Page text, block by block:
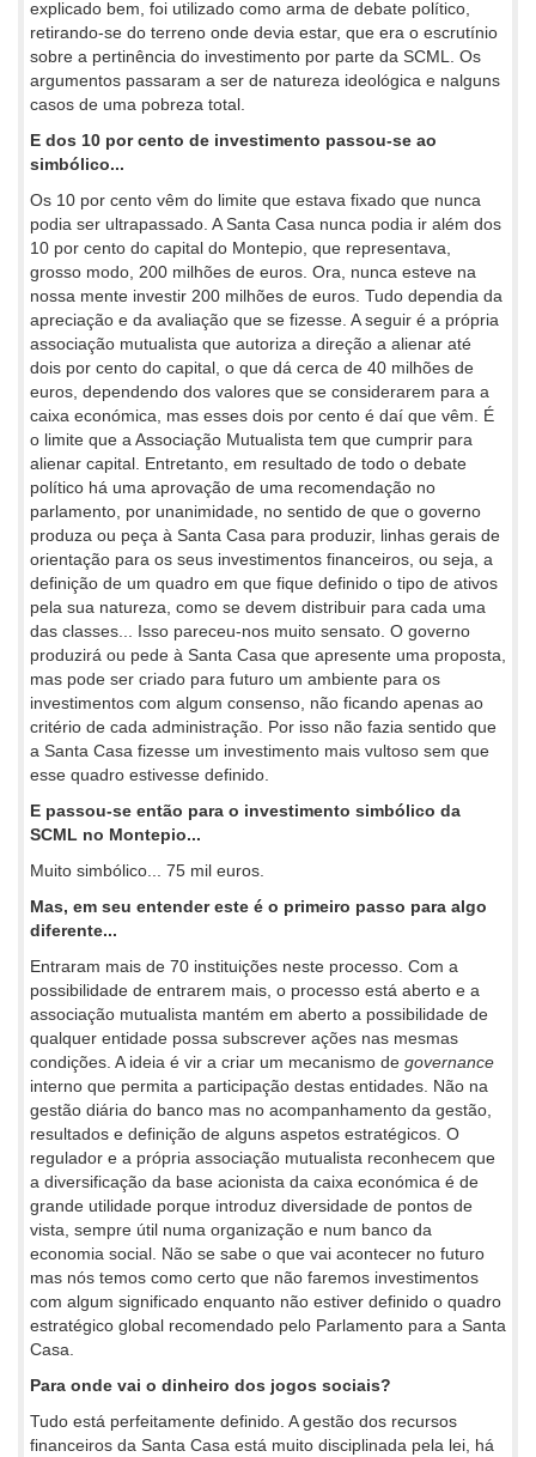
explicado bem, foi utilizado como arma de debate político,
retirando-se do terreno onde devia estar, que era o escrutínio
sobre a pertinência do investimento por parte da SCML. Os
argumentos passaram a ser de natureza ideológica e nalguns
casos de uma pobreza total.
E dos 10 por cento de investimento passou-se ao
simbólico...
Os 10 por cento vêm do limite que estava fixado que nunca
podia ser ultrapassado. A Santa Casa nunca podia ir além dos
10 por cento do capital do Montepio, que representava,
grosso modo, 200 milhões de euros. Ora, nunca esteve na
nossa mente investir 200 milhões de euros. Tudo dependia da
apreciação e da avaliação que se fizesse. A seguir é a própria
associação mutualista que autoriza a direção a alienar até
dois por cento do capital, o que dá cerca de 40 milhões de
euros, dependendo dos valores que se considerarem para a
caixa económica, mas esses dois por cento é daí que vêm. É
o limite que a Associação Mutualista tem que cumprir para
alienar capital. Entretanto, em resultado de todo o debate
político há uma aprovação de uma recomendação no
parlamento, por unanimidade, no sentido de que o governo
produza ou peça à Santa Casa para produzir, linhas gerais de
orientação para os seus investimentos financeiros, ou seja, a
definição de um quadro em que fique definido o tipo de ativos
pela sua natureza, como se devem distribuir para cada uma
das classes... Isso pareceu-nos muito sensato. O governo
produzirá ou pede à Santa Casa que apresente uma proposta,
mas pode ser criado para futuro um ambiente para os
investimentos com algum consenso, não ficando apenas ao
critério de cada administração. Por isso não fazia sentido que
a Santa Casa fizesse um investimento mais vultoso sem que
esse quadro estivesse definido.
E passou-se então para o investimento simbólico da
SCML no Montepio...
Muito simbólico... 75 mil euros.
Mas, em seu entender este é o primeiro passo para algo
diferente...
Entraram mais de 70 instituições neste processo. Com a
possibilidade de entrarem mais, o processo está aberto e a
associação mutualista mantém em aberto a possibilidade de
qualquer entidade possa subscrever ações nas mesmas
condições. A ideia é vir a criar um mecanismo de governance
interno que permita a participação destas entidades. Não na
gestão diária do banco mas no acompanhamento da gestão,
resultados e definição de alguns aspetos estratégicos. O
regulador e a própria associação mutualista reconhecem que
a diversificação da base acionista da caixa económica é de
grande utilidade porque introduz diversidade de pontos de
vista, sempre útil numa organização e num banco da
economia social. Não se sabe o que vai acontecer no futuro
mas nós temos como certo que não faremos investimentos
com algum significado enquanto não estiver definido o quadro
estratégico global recomendado pelo Parlamento para a Santa
Casa.
Para onde vai o dinheiro dos jogos sociais?
Tudo está perfeitamente definido. A gestão dos recursos
financeiros da Santa Casa está muito disciplinada pela lei, há